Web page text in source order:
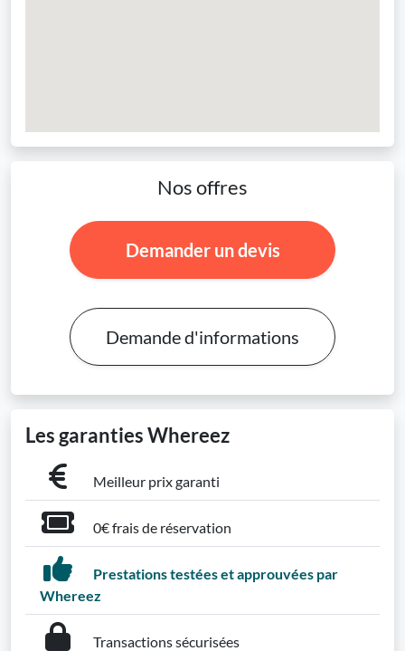
Nos offres
Demander un devis
Demande d'informations
Les garanties Whereez
Meilleur prix garanti
0€ frais de réservation
Prestations testées et approuvées par
Whereez
Transactions sécurisées